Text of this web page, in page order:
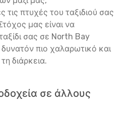
πτυχές του ταξιδιού σας
μας είναι να
σας σε North Bay
πιο χαλαρωτικό και
διάρκεια.
σε άλλους